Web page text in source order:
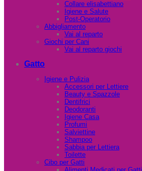
Collare elisabettiano
Igiene e Salute
Post-Operatorio
Abbigliamento
Vai al reparto
Giochi per Cani
Vai al reparto giochi
Gatto
Igiene e Pulizia
Accessori per Lettiere
Beauty e Spazzole
Dentifrici
Deodoranti
Igiene Casa
Profumi
Salviettine
Shampoo
Sabbia per Lettiera
Toilette
Cibo per Gatti